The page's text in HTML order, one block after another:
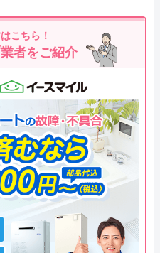
こちら！
者をご紹介